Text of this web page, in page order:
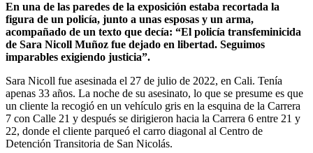
En una de las paredes de la exposición estaba recortada la
figura de un policía, junto a unas esposas y un arma,
acompañado de un texto que decía: “El policía transfeminicida
de Sara Nicoll Muñoz fue dejado en libertad. Seguimos
imparables exigiendo justicia”.
Sara Nicoll fue asesinada el 27 de julio de 2022, en Cali. Tenía
apenas 33 años. La noche de su asesinato, lo que se presume es que
un cliente la recogió en un vehículo gris en la esquina de la Carrera
7 con Calle 21 y después se dirigieron hacia la Carrera 6 entre 21 y
22, donde el cliente parqueó el carro diagonal al Centro de
Detención Transitoria de San Nicolás.